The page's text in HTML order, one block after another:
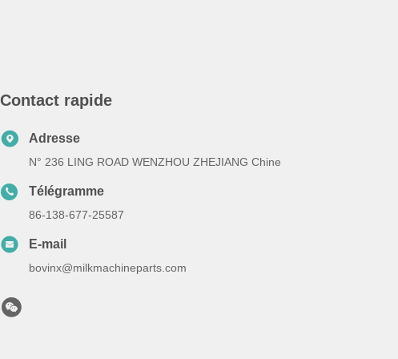
Contact rapide
Adresse
N° 236 LING ROAD WENZHOU ZHEJIANG Chine
Télégramme
86-138-677-25587
E-mail
bovinx@milkmachineparts.com